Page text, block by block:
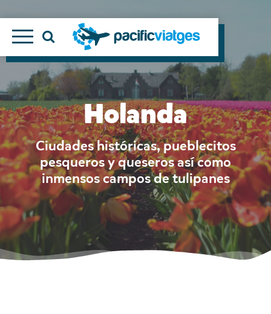
Holanda
Ciudades históricas, pueblecitos
pesqueros y queseros así como
inmensos campos de tulipanes